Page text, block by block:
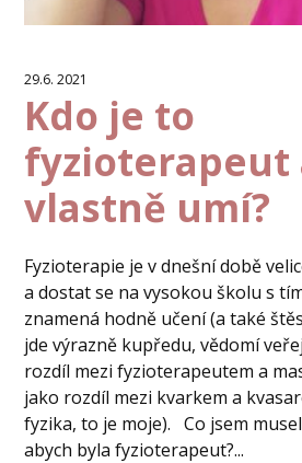
29.6. 2021
Kdo je to
fyzioterapeut
vlastně umí?
Fyzioterapie je v dnešní době
a dostat se na vysokou školu s
znamená hodně učení (a také
jde výrazně kupředu, vědomí
rozdíl mezi fyzioterapeutem a
jako rozdíl mezi kvarkem a
fyzika, to je moje). Co jsem
abych byla fyzioterapeut?...